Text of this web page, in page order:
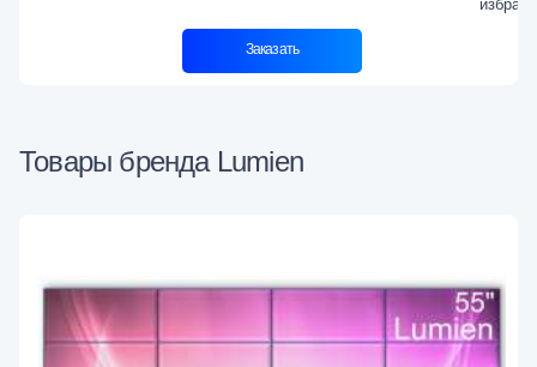
Заказать
Товары бренда Lumien